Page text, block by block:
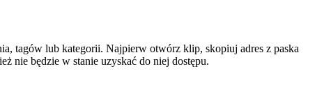
tagów lub kategorii. Najpierw otwórz klip, skopiuj adres z paska
nie będzie w stanie uzyskać do niej dostępu.